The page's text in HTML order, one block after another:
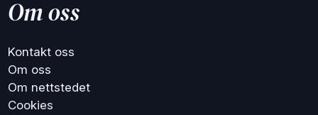
Om oss
Kontakt oss
Om oss
Om nettstedet
Cookies